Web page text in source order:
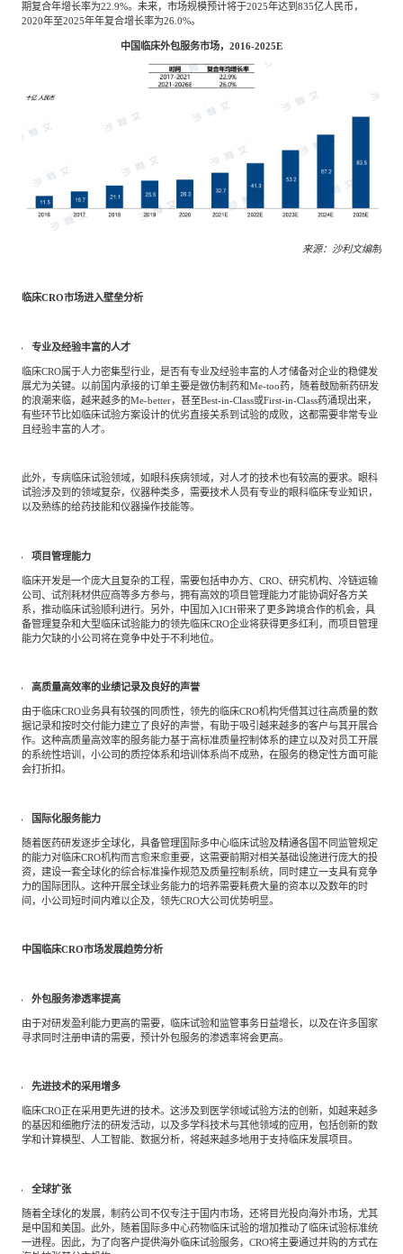
期复合年增长率为22.9%。未来，市场规模预计将于2025年达到835亿人民币，
2020年至2025年年复合增长率为26.0%。
中国临床外包服务市场，2016-2025E
来源：沙利文编制
临床CRO市场进入壁垒分析
专业及经验丰富的人才
临床CRO属于人力密集型行业，是否有专业及经验丰富的人才储备对企业的稳健发
展尤为关键。以前国内承接的订单主要是做仿制药和Me-too药，随着鼓励新药研发
的浪潮来临，越来越多的Me-better，甚至Best-in-Class或First-in-Class药涌现出来，
有些环节比如临床试验方案设计的优劣直接关系到试验的成败，这都需要非常专业
且经验丰富的人才。
此外，专病临床试验领域，如眼科疾病领域，对人才的技术也有较高的要求。眼科
试验涉及到的领域复杂，仪器种类多，需要技术人员有专业的眼科临床专业知识，
以及熟练的给药技能和仪器操作技能等。
项目管理能力
临床开发是一个庞大且复杂的工程，需要包括申办方、CRO、研究机构、冷链运输
公司、试剂耗材供应商等多方参与，拥有高效的项目管理能力才能协调好各方关
系，推动临床试验顺利进行。另外，中国加入ICH带来了更多跨境合作的机会，具
备管理复杂和大型临床试验能力的领先临床CRO企业将获得更多红利，而项目管理
能力欠缺的小公司将在竞争中处于不利地位。
高质量高效率的业绩记录及良好的声誉
由于临床CRO业务具有较强的同质性，领先的临床CRO机构凭借其过往高质量的数
据记录和按时交付能力建立了良好的声誉，有助于吸引越来越多的客户与其开展合
作。这种高质量高效率的服务能力基于高标准质量控制体系的建立以及对员工开展
的系统性培训，小公司的质控体系和培训体系尚不成熟，在服务的稳定性方面可能
会打折扣。
国际化服务能力
随着医药研发逐步全球化，具备管理国际多中心临床试验及精通各国不同监管规定
的能力对临床CRO机构而言愈来愈重要，这需要前期对相关基础设施进行庞大的投
资，建设一套全球化的综合标准操作规范及质量控制系统，同时建立一支具有竞争
力的国际团队。这种开展全球业务能力的培养需要耗费大量的资本以及数年的时
间，小公司短时间内难以企及，领先CRO大公司优势明显。
中国临床CRO市场发展趋势分析
外包服务渗透率提高
由于对研发盈利能力更高的需要，临床试验和监管事务日益增长，以及在许多国家
寻求同时注册申请的需要，预计外包服务的渗透率将会更高。
先进技术的采用增多
临床CRO正在采用更先进的技术。这涉及到医学领域试验方法的创新，如越来越多
的基因和细胞疗法的研发活动，以及多学科技术与其他领域的应用，包括创新的数
学和计算模型、人工智能、数据分析，将越来越多地用于支持临床发展项目。
全球扩张
随着全球化的发展，制药公司不仅专注于国内市场，还将目光投向海外市场，尤其
是中国和美国。此外，随着国际多中心药物临床试验的增加推动了临床试验标准统
一进程。因此，为了向客户提供海外临床试验服务，CRO将主要通过并购的方式在